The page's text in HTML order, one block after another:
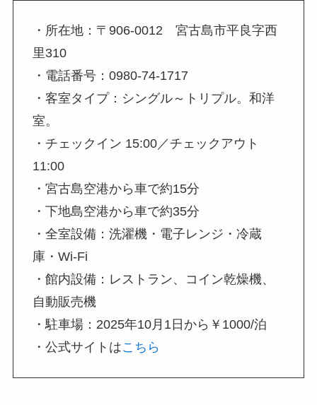
・所在地：〒906-0012 宮古島市平良字西
里310
・電話番号：0980-74-1717
・客室タイプ：シングル～トリプル。和洋
室。
・チェックイン 15:00／チェックアウト
11:00
・宮古島空港から車で約15分
・下地島空港から車で約35分
・全室設備：洗濯機・電子レンジ・冷蔵
庫・Wi-Fi
・館内設備：レストラン、コイン乾燥機、
自動販売機
・駐車場：2025年10月1日から￥1000/泊
・公式サイトはこちら